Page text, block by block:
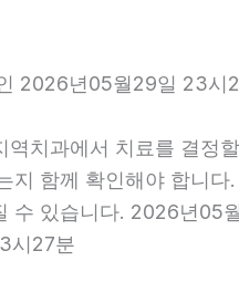
2026년05월29일 23시
치과에서 치료를 결정
지 함께 확인해야 합니
수 있습니다. 2026년05
시27분